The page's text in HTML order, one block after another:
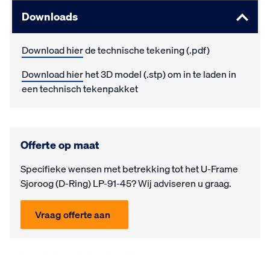
Downloads
Download hierde technische tekening (.pdf)
Download hierhet 3D model (.stp) om in te laden in
een technisch tekenpakket
Offerte op maat
Specifieke wensen met be­trek­king tot het U-Frame
Sjoroog (D-Ring) LP-91-45? Wij ad­vi­seren u graag.
Vraag offerte aan